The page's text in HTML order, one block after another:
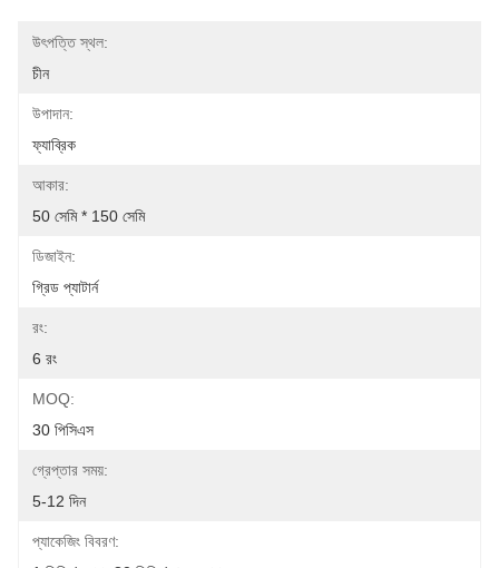
উৎপত্তি স্থল:
চীন
উপাদান:
ফ্যাব্রিক
আকার:
50 সেমি * 150 সেমি
ডিজাইন:
গ্রিড প্যাটার্ন
রং:
6 রং
MOQ:
30 পিসিএস
গ্রেপ্তার সময়:
5-12 দিন
প্যাকেজিং বিবরণ: